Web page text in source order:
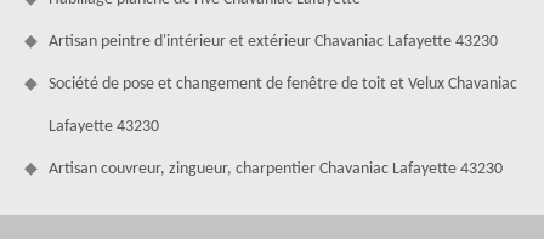
Artisan peintre d'intérieur et extérieur Chavaniac Lafayette 43230
Société de pose et changement de fenêtre de toit et Velux Chavaniac
Lafayette 43230
Artisan couvreur, zingueur, charpentier Chavaniac Lafayette 43230